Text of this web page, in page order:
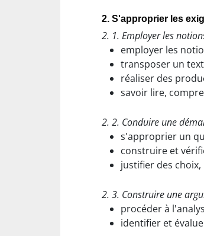
2. S'approprier les
2. 1. Employer les
employer les
transposer un
réaliser des
savoir lire,
2. 2. Conduire une
s'approprier un
construire et
justifier des
2. 3. Construire une
procéder à
identifier et